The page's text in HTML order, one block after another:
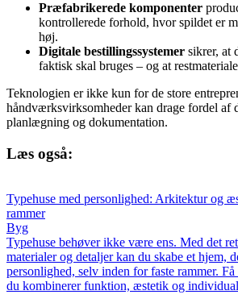
Præfabrikerede komponenter
kontrollerede forhold, hvor spildet er
høj.
Digitale bestillingssystemer sikrer, at
faktisk skal bruges – og at
Teknologien er ikke kun for de store
håndværksvirksomheder kan drage fordel
planlægning og dokumentation.
Læs også:
Typehuse med personlighed: Arkitektur og
rammer
Byg
Typehuse behøver ikke være ens. Med det
materialer og detaljer kan du skabe et hjem,
personlighed, selv inden for faste rammer.
du kombinerer funktion, æstetik og